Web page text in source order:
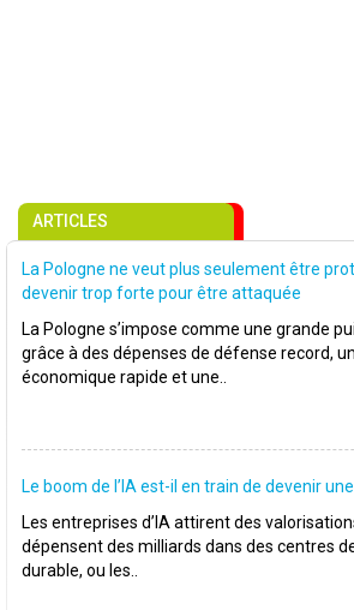
ARTICLES
La Pologne ne veut plus seulement être
devenir trop forte pour être attaquée
La Pologne s’impose comme une grande
grâce à des dépenses de défense record,
économique rapide et une..
Le boom de l’IA est-il en train de devenir
Les entreprises d’IA attirent des
dépensent des milliards dans des centres
durable, ou les..